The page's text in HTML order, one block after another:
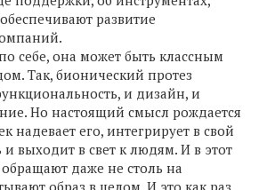
развитие
себе, она может быть классным
Так, бионический протез
и дизайн, и
Но настоящий смысл рождается
надевает его, интегрирует в свой
и выходит в свет к людям. И в этот
даже не столь на
образ в целом. И это как раз